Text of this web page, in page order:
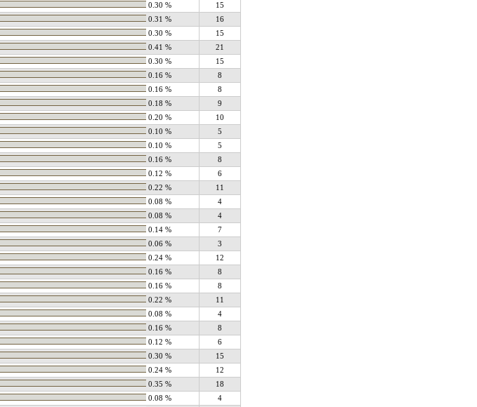
0.30 %
15
0.31 %
16
0.30 %
15
0.41 %
21
0.30 %
15
0.16 %
8
0.16 %
8
0.18 %
9
0.20 %
10
0.10 %
5
0.10 %
5
0.16 %
8
0.12 %
6
0.22 %
11
0.08 %
4
0.08 %
4
0.14 %
7
0.06 %
3
0.24 %
12
0.16 %
8
0.16 %
8
0.22 %
11
0.08 %
4
0.16 %
8
0.12 %
6
0.30 %
15
0.24 %
12
0.35 %
18
0.08 %
4